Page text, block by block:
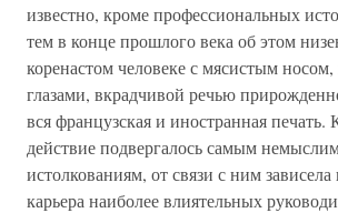
известно, кроме профессиональных
тем в конце прошлого века об этом
коренастом человеке с мясистым
глазами, вкрадчивой речью
вся французская и иностранная печать.
действие подвергалось самым
истолкованиям, от связи с ним зависела
карьера наиболее влиятельных